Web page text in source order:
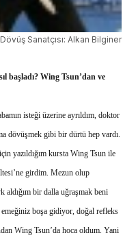
Sanatçısı: Alkan Bilginer
başladı? Wing Tsun’dan ve
isteği üzerine ayrıldım, doktor
dövüşmek gibi bir dürtü hep vardı.
yazıldığım kursta Wing Tsun ile
girdim. Mezun olup
aldığım bir dalla uğraşmak beni
emeğiniz boşa gidiyor, doğal refleks
Wing Tsun’da hoca oldum. Yani